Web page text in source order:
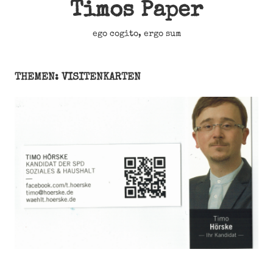
Timos Paper
ego cogito, ergo sum
THEMEN: VISITENKARTEN